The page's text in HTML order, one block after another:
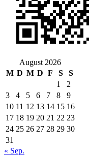
August 2026
M D M D F S
S
1
2
3
4 5 6 7 8
9
10 11 12 13 14 15 16
17 18 19 20 21 22 23
24 25 26 27 28 29 30
31
« Sep.